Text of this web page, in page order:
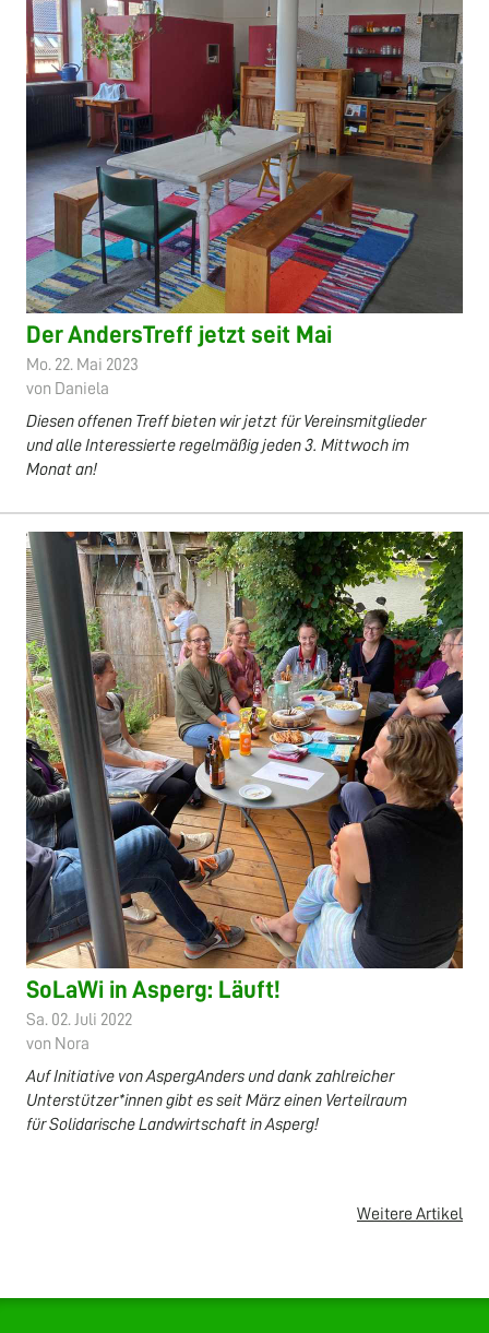
Der AndersTreff jetzt seit Mai
Mo. 22. Mai 2023
von Daniela
Diesen offenen Treff bieten wir jetzt für Vereinsmitglieder
und alle Interessierte regelmäßig jeden 3. Mittwoch im
Monat an!
SoLaWi in Asperg: Läuft!
Sa. 02. Juli 2022
von Nora
Auf Initiative von AspergAnders und dank zahlreicher
Unterstützer*innen gibt es seit März einen Verteilraum
für Solidarische Landwirtschaft in Asperg!
Weitere Artikel